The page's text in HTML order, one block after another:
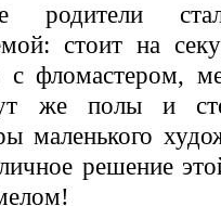
родители
стоит на
с фломастером,
же полы и
маленького
решение